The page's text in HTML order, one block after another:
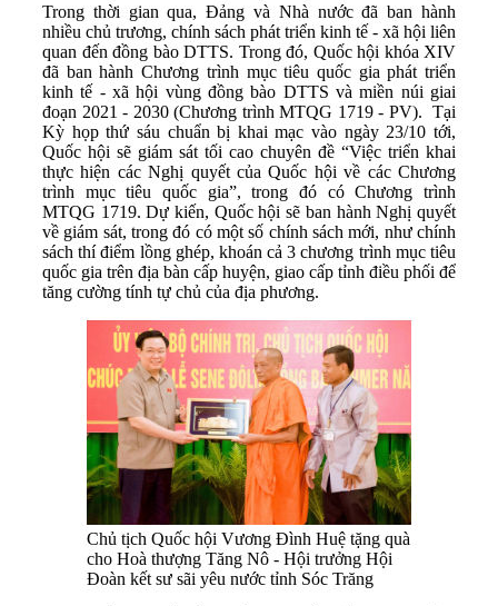
Trong thời gian qua, Đảng và Nhà nước đã ban hành
nhiều chủ trương, chính sách phát triển kinh tế - xã hội liên
quan đến đồng bào DTTS. Trong đó, Quốc hội khóa XIV
đã ban hành Chương trình mục tiêu quốc gia phát triển
kinh tế - xã hội vùng đồng bào DTTS và miền núi giai
đoạn 2021 - 2030 (Chương trình MTQG 1719 - PV). Tại
Kỳ họp thứ sáu chuẩn bị khai mạc vào ngày 23/10 tới,
Quốc hội sẽ giám sát tối cao chuyên đề “Việc triển khai
thực hiện các Nghị quyết của Quốc hội về các Chương
trình mục tiêu quốc gia”, trong đó có Chương trình
MTQG 1719. Dự kiến, Quốc hội sẽ ban hành Nghị quyết
về giám sát, trong đó có một số chính sách mới, như chính
sách thí điểm lồng ghép, khoán cả 3 chương trình mục tiêu
quốc gia trên địa bàn cấp huyện, giao cấp tỉnh điều phối để
tăng cường tính tự chủ của địa phương.
Chủ tịch Quốc hội Vương Đình Huệ tặng quà
cho Hoà thượng Tăng Nô - Hội trưởng Hội
Đoàn kết sư sãi yêu nước tỉnh Sóc Trăng